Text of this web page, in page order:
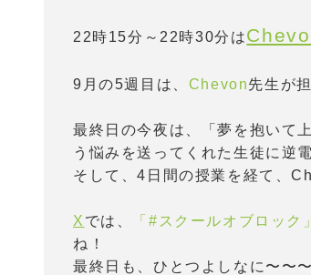
22時15分～22時30分は
9月の5週目は、 Chevon先生が
最終日の今夜は、「夢を抱いて
う悩みを送ってくれた生徒に逆電
そして、4日間の授業を経て、
X では、 「#スクールオブロック」
ね！
最終日も、ひとつよしなに〜〜〜